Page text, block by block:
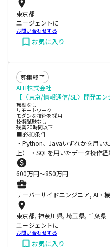
東京都
エージェントに
お問い合わせする
お気に入り
募集終了
ALH株式会社
【〈東京/情報通信/SE〉開発エン
転勤なし
リモートワーク
モダンな技術を採用
技術試験なし
残業20時間以下
■必須条件
・Python、Javaいずれかを用い
上） ・SQLを用いたデータ操作
600万円〜850万円
サーバーサイドエンジニア, AI・
東京都, 神奈川県, 埼玉県, 千葉県
エージェントに
お問い合わせする
お気に入り